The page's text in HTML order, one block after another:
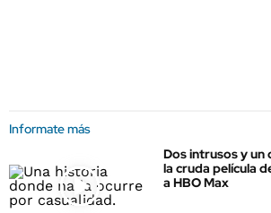
Informate más
Dos intrusos y
la cruda película
a HBO Max